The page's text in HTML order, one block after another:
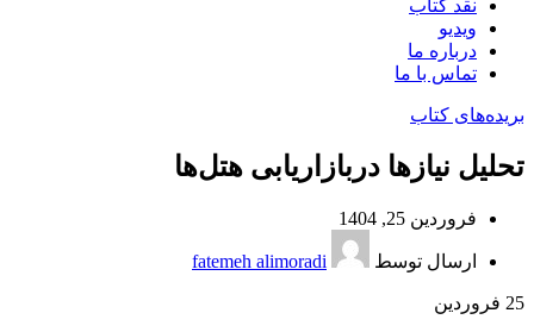
نقد کتاب
ویدیو
درباره‌ ما
تماس با ما
بریده‌های کتاب
تحلیل نیازها دربازاریابی هتل‌ها
فروردین 25, 1404
ارسال توسط fatemeh alimoradi
25 فروردین